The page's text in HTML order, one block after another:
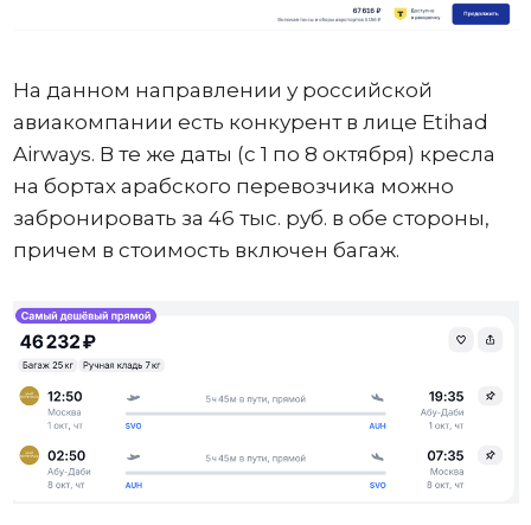
На данном направлении у российской
авиакомпании есть конкурент в лице Etihad
Airways. В те же даты (с 1 по 8 октября) кресла
на бортах арабского перевозчика можно
забронировать за 46 тыс. руб. в обе стороны,
причем в стоимость включен багаж.